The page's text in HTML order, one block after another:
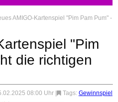
AMIGO-Kartenspiel "Pim Pam Pum" -
"Pim
die richtigen
08:00 Uhr Tags: Gewinnspiel